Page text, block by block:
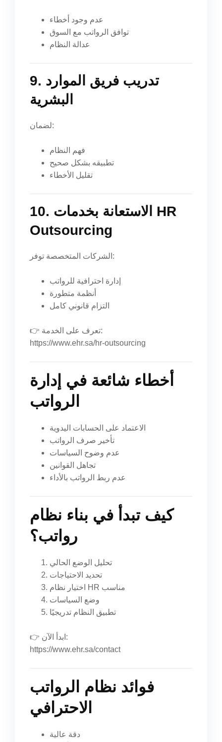
عدم وجود أخطاء
توافق الرواتب مع السوق
عدالة النظام
9. تدريب فريق الموارد
البشرية
لضمان:
فهم النظام
تطبيقه بشكل صحيح
تقليل الأخطاء
10. الاستعانة بخدمات HR
Outsourcing
الشركات المتخصصة توفر:
إدارة احترافية للرواتب
أنظمة متطورة
التزام قانوني كامل
👉 تعرف على الخدمة:
https://www.ehr.sa/hr-outsourcing
أخطاء شائعة في إدارة
الرواتب
الاعتماد على الحسابات اليدوية
تأخير صرف الرواتب
عدم وضوح السياسات
تجاهل القوانين
عدم ربط الرواتب بالأداء
كيف تبدأ في بناء نظام
رواتب؟
تحليل الوضع الحالي
تحديد الاحتياجات
اختيار نظام HR مناسب
وضع السياسات
تطبيق النظام تدريجيًا
👉 ابدأ الآن:
https://www.ehr.sa/contact
فوائد نظام الرواتب
الاحترافي
دقة عالية